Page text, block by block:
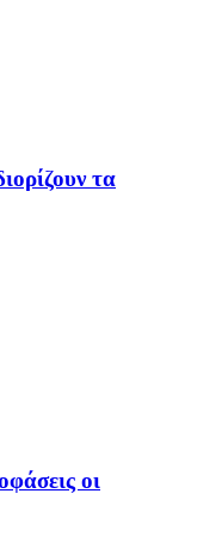
τα
οι